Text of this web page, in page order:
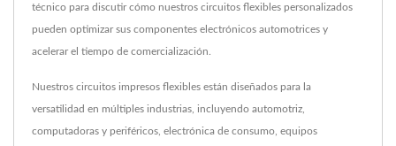
técnico para discutir cómo nuestros circuitos flexibles personalizados
pueden optimizar sus componentes electrónicos automotrices y
acelerar el tiempo de comercialización.
Nuestros circuitos impresos flexibles están diseñados para la
versatilidad en múltiples industrias, incluyendo automotriz,
computadoras y periféricos, electrónica de consumo, equipos